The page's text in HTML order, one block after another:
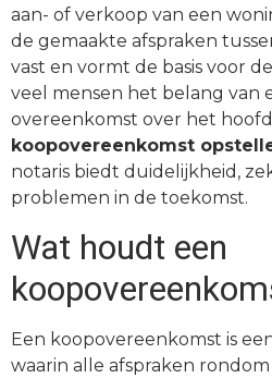
aan- of verkoop van een
de gemaakte afspraken
vast en vormt de basis voor
veel mensen het belang van
overeenkomst over het
koopovereenkomst
notaris biedt duidelijkheid,
problemen in de toekomst.
Wat houdt een
Een koopovereenkomst is
waarin alle afspraken